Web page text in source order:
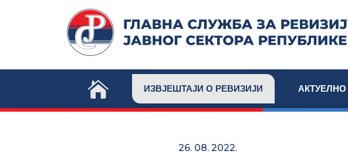
ИЗВЈЕШТАЈИ О РЕВИЗИЈИ АКТУЕЛНО
26. 08. 2022.